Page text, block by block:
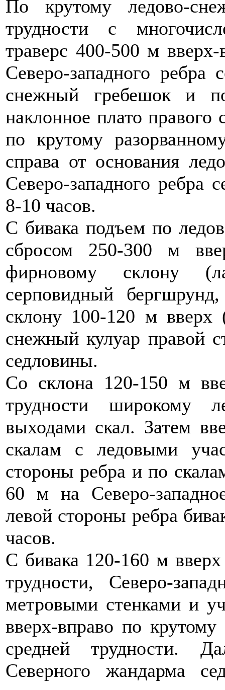
По крутому ледово-
трудности с
траверс 400-500 м
Северо-западного
снежный гребешок и
наклонное плато
по крутому
справа от основания
Северо-западного ребра
8-10 часов.
С бивака подъем по
сбросом 250-300 м
фирновому склону
серповидный
склону 100-120 м
снежный кулуар правой
седловины.
Со склона 120-150 м
трудности широкому
выходами скал. Затем
скалам с ледовыми
стороны ребра и по
60 м на Северо-
левой стороны ребра
часов.
С бивака 120-160 м
трудности, Северо-
метровыми стенками и
вверх-вправо по
средней трудности.
Северного жандарма